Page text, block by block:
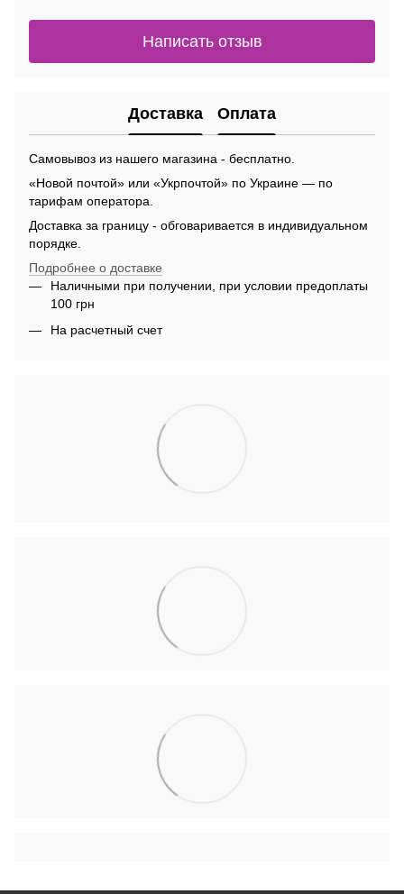
Написать отзыв
Доставка Оплата
Самовывоз из нашего магазина - бесплатно.
«Новой почтой» или «Укрпочтой» по Украине — по
тарифам оператора.
Доставка за границу - обговаривается в индивидуальном
порядке.
Подробнее о доставке
Наличными при получении, при условии предоплаты
100 грн
На расчетный счет